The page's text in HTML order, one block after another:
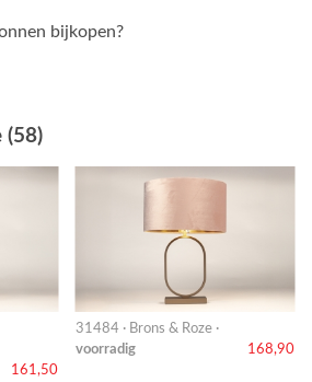
bijkopen?
(58)
161,50
31484 · Brons & Roze ·
voorradig
168,90